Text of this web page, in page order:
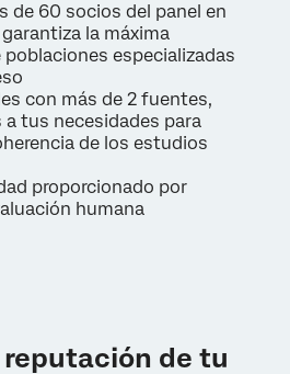
de 60 socios del panel en
la máxima
especializadas
con más de 2 fuentes,
a tus necesidades para
de los estudios
proporcionado por
humana
de tu